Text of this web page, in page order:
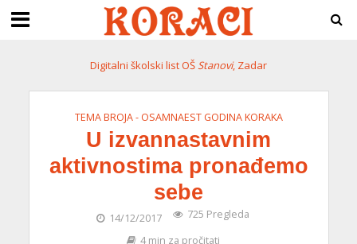
Digitalni školski list OŠStanovi, Zadar
TEMA BROJA - OSAMNAEST GODINA KORAKA
U izvannastavnim
aktivnostima pronađemo
sebe
14/12/2017
725 Pregleda
4 min za pročitati